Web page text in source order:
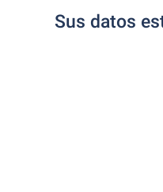
Sus datos